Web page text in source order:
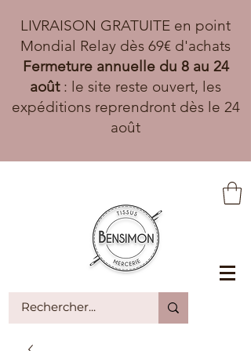
LIVRAISON GRATUITE en point
Mondial Relay dès 69€ d'achats
Fermeture annuelle du 8 au 24
août: le site reste ouvert, les
expéditions reprendront dès le 24
août